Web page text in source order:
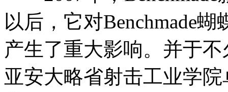
以后，它对Benchmade
产生了重大影响。并于
亚安大略省射击工业学